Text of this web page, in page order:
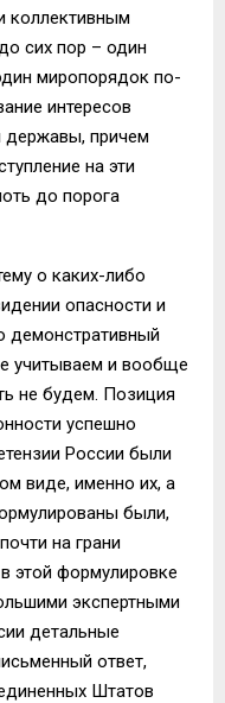
коллективным
сих пор – один
миропорядок по-
интересов
державы, причем
на эти
до порога
о каких-либо
опасности и
демонстративный
учитываем и вообще
не будем. Позиция
успешно
России были
виде, именно их, а
были,
на грани
этой формулировке
экспертными
детальные
ответ,
Штатов